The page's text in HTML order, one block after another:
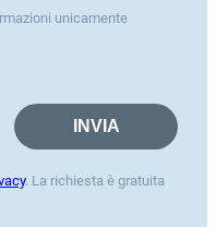
unicamente
. La richiesta è gratuita